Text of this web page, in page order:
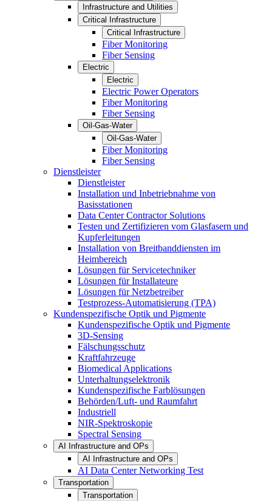
Infrastructure and Utilities
Critical Infrastructure
Critical Infrastructure
Fiber Monitoring
Fiber Sensing
Electric
Electric
Electric Power Operators
Fiber Monitoring
Fiber Sensing
Oil-Gas-Water
Oil-Gas-Water
Fiber Monitoring
Fiber Sensing
Dienstleister
Dienstleister
Installation und Inbetriebnahme von
Basisstationen
Data Center Contractor Solutions
Testen und Zertifizieren vom Glasfasern und
Kupferleitungen
Installation von Breitbanddiensten im
Heimbereich
Lösungen für Servicetechniker
Lösungen für Installateure
Lösungen für Netzbetreiber
Testprozess-Automatisierung (TPA)
Kundenspezifische Optik und Pigmente
Kundenspezifische Optik und Pigmente
3D-Sensing
Fälschungsschutz
Kraftfahrzeuge
Biomedical Applications
Unterhaltungselektronik
Kundenspezifische Farblösungen
Behörden/Luft- und Raumfahrt
Industriell
NIR-Spektroskopie
Spectral Sensing
AI Infrastructure and OPs
AI Infrastructure and OPs
AI Data Center Networking Test
Transportation
Transportation